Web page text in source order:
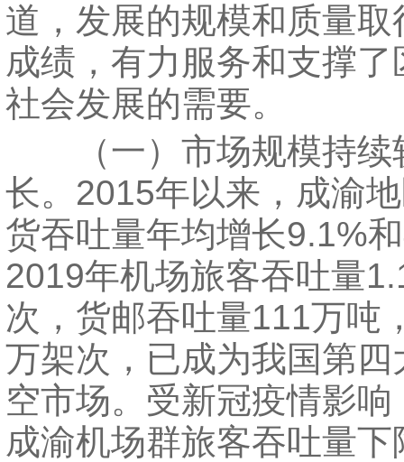
道，发展的规模和质量取
成绩，有力服务和支撑了
社会发展的需要。
（一）市场规模持续
长。2015年以来，成渝
货吞吐量年均增长9.1%
2019年机场旅客吞吐量
次，货邮吞吐量111万吨
万架次，已成为我国第四
空市场。受新冠疫情影
成渝机场群旅客吞吐量